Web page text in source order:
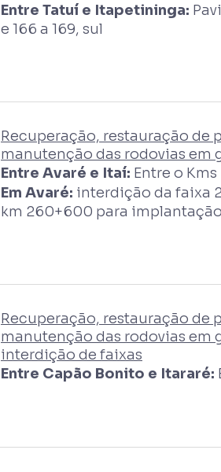
Entre Tatuí e Itapetininga:
e 166 a 169, sul
Recuperação, restauração de
manutenção das rodovias em
Entre Avaré e Itaí: Entre o
Em Avaré: interdição da faixa
km 260+600 para
Recuperação, restauração de
manutenção das rodovias em
interdição de faixas
Entre Capão Bonito e Itararé: